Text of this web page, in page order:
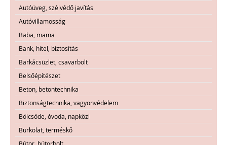
Autóüveg, szélvédő javítás
Autóvillamosság
Baba, mama
Bank, hitel, biztosítás
Barkácsüzlet, csavarbolt
Belsőépítészet
Beton, betontechnika
Biztonságtechnika, vagyonvédelem
Bölcsöde, óvoda, napközi
Burkolat, terméskő
Bútor, bútorbolt